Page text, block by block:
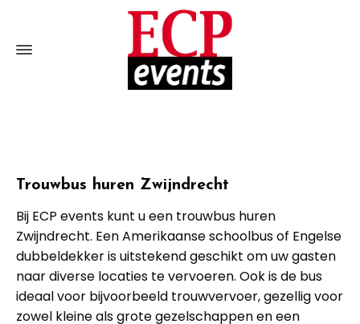
Trouwbus huren Zwijndrecht
Bij ECP events kunt u een trouwbus huren
Zwijndrecht. Een Amerikaanse schoolbus of Engelse
dubbeldekker is uitstekend geschikt om uw gasten
naar diverse locaties te vervoeren. Ook is de bus
ideaal voor bijvoorbeeld trouwvervoer, gezellig voor
zowel kleine als grote gezelschappen en een